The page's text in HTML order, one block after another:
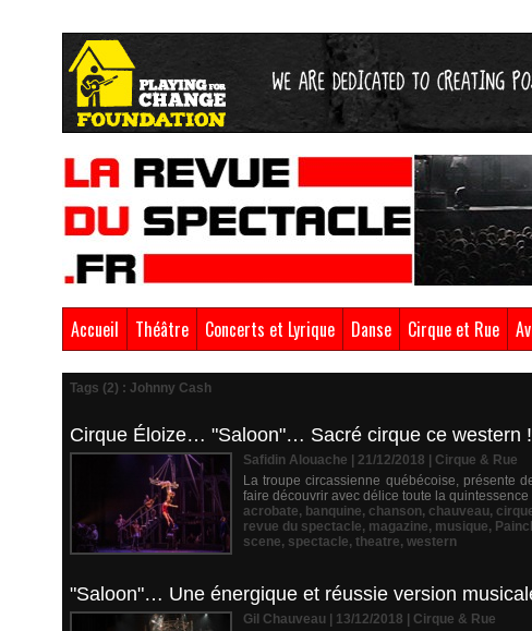
Accueil Théâtre Concerts et Lyrique Danse Cirque et Rue
Tags (2) : Johnny Cash
Cirque Éloize… "Saloon"… Sacré cirque ce western !
Safidin Alouache | 21/12/2018
Cirque & Rue
La troupe circassienne québécoise, présente
faire découvrir avec délice toute la
acrobate, banquine, chanson, chauveau,
revue du spectacle, magazine, musique,
scene, spectacle, theatre, western
"Saloon"… Une énergique et réussie version
Gil Chauveau | 13/12/2018
Cirque & Rue